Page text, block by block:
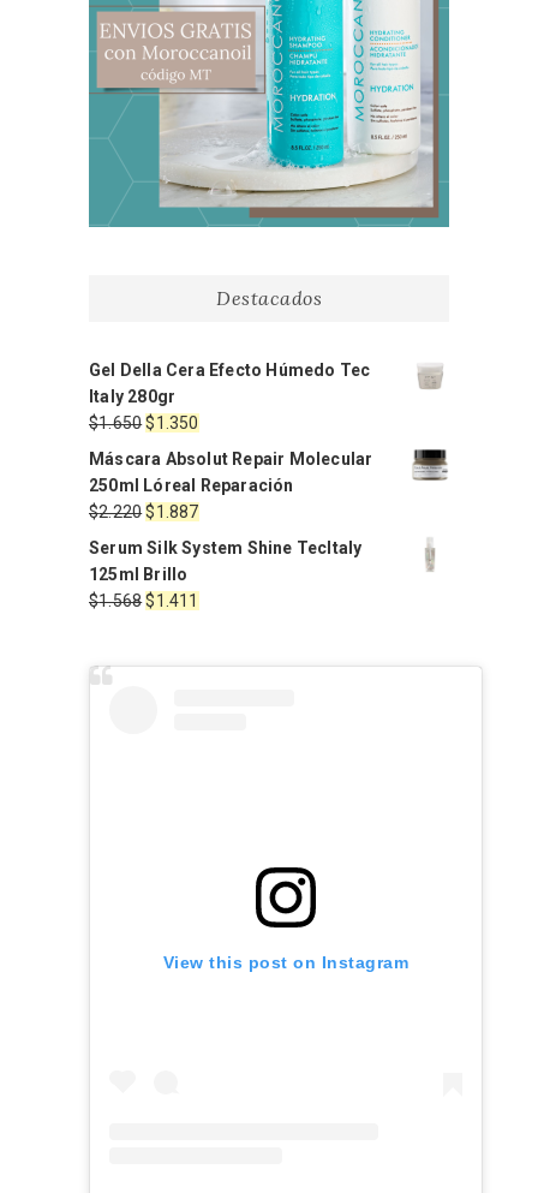
Destacados
Gel Della Cera Efecto Húmedo Tec
Italy 280gr
$1.650El
precio
original
era:
$1.650.
$1.350
precio
actual
es:
$1.350.
Máscara Absolut Repair Molecular
250ml Lóreal Reparación
$2.220El
precio
original
era:
$2.220.
$1.887El
es:
$1.887.
Serum Silk System Shine TecItaly
125ml Brillo
$1.568El
$1.411
View this post on Instagram